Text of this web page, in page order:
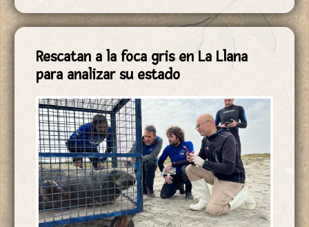
Rescatan a la foca gris en La Llana
para analizar su estado